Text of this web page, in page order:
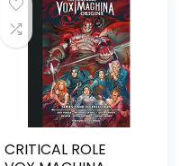
CRITICAL ROLE